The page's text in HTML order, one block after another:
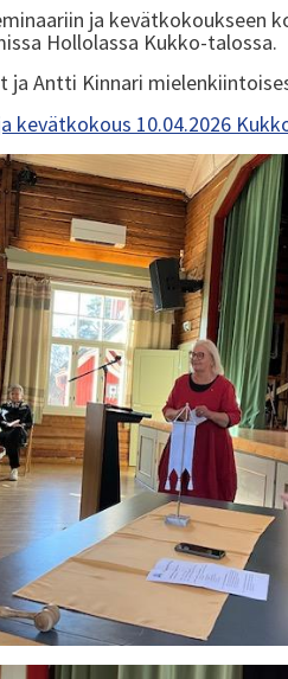
ja kevätkokoukseen
Hollolassa Kukko-talossa.
ja Antti Kinnari
kevätkokous 10.04.2026